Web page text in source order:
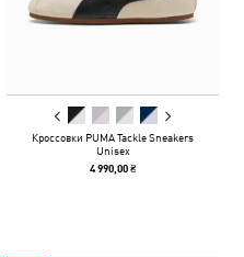
Кроссовки PUMA Tackle Sneakers
Unisex
4 990,00 ₴